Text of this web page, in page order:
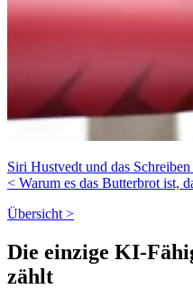
Siri Hustvedt und das
< Warum es das Butterbrot ist,
Übersicht >
Die einzige KI-
zählt